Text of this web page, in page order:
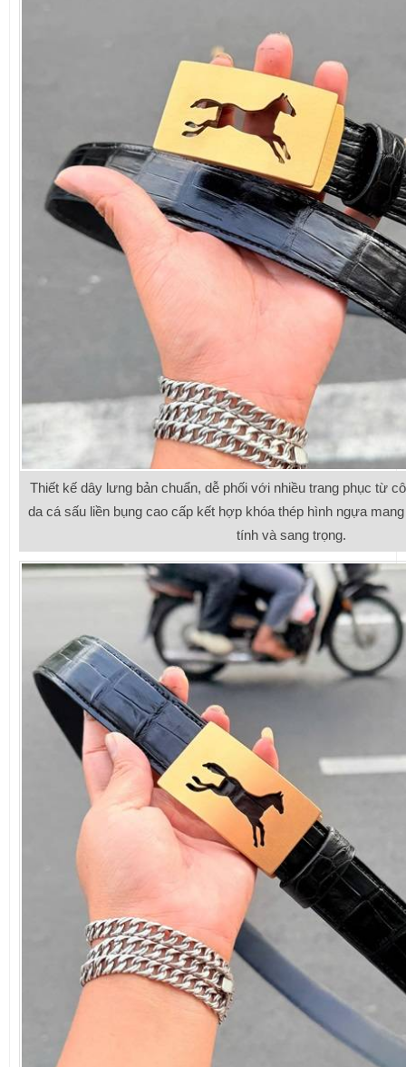
Thiết kế dây lưng bản chuẩn, dễ phối với nhiều trang phục từ
da cá sấu liền bụng cao cấp kết hợp khóa thép hình ngựa
tính và sang trọng.